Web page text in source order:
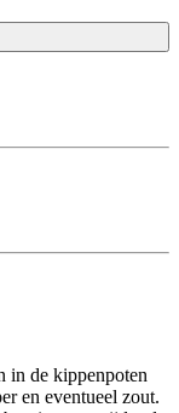
in de kippenpoten
en eventueel zout.